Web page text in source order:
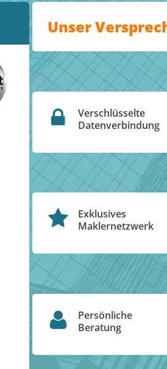
Unser
Verschlüsselte
Datenverbindung
Exklusives
Maklernetzwerk
Persönliche
Beratung